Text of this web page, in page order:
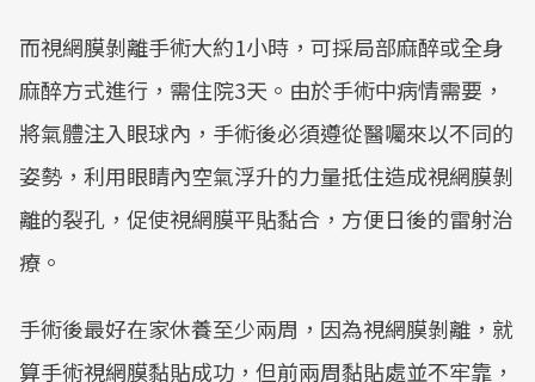
而視網膜剝離手術大約1小時，可採局部麻醉或全身
麻醉方式進行，需住院3天。由於手術中病情需要，
將氣體注入眼球內，手術後必須遵從醫囑來以不同的
姿勢，利用眼睛內空氣浮升的力量抵住造成視網膜剝
離的裂孔，促使視網膜平貼黏合，方便日後的雷射治
療。
手術後最好在家休養至少兩周，因為視網膜剝離，就
算手術視網膜黏貼成功，但前兩周黏貼處並不牢靠，